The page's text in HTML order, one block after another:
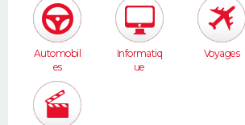
Automobil
es
Informatiq
ue
Voyages